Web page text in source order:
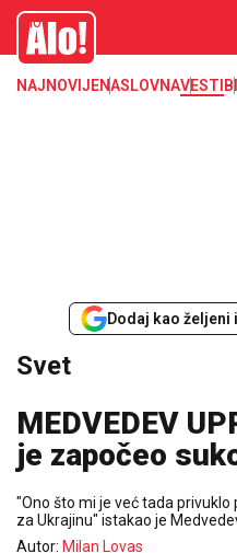
Svet, Ruske vesti, Planeta, Region
Alo
NAJNOVIJENASLOVNAVESTI
Dodaj kao
Svet
MEDVEDEV
je započeo
"Ono što mi je već tada
za Ukrajinu" istakao je
Autor: Milan Lovas